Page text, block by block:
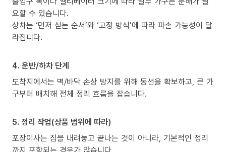
요할 수 있습니다.
상차는 ‘먼저 싣는 순서’와 ‘고정 방식’에 따라 파손 가능성이 달
라집니다.
4. 운반/하차 단계
도착지에서는 벽/바닥 손상 방지를 위해 동선을 확보하고, 큰 가
구부터 배치해 전체 정리 흐름을 잡습니다.
5. 정리 작업(상품 범위에 따라)
포장이사는 짐을 내려놓고 끝나는 것이 아니라, 기본적인 정리